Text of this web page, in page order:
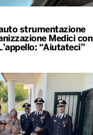
strumentazione
Medici con
“Aiutateci”